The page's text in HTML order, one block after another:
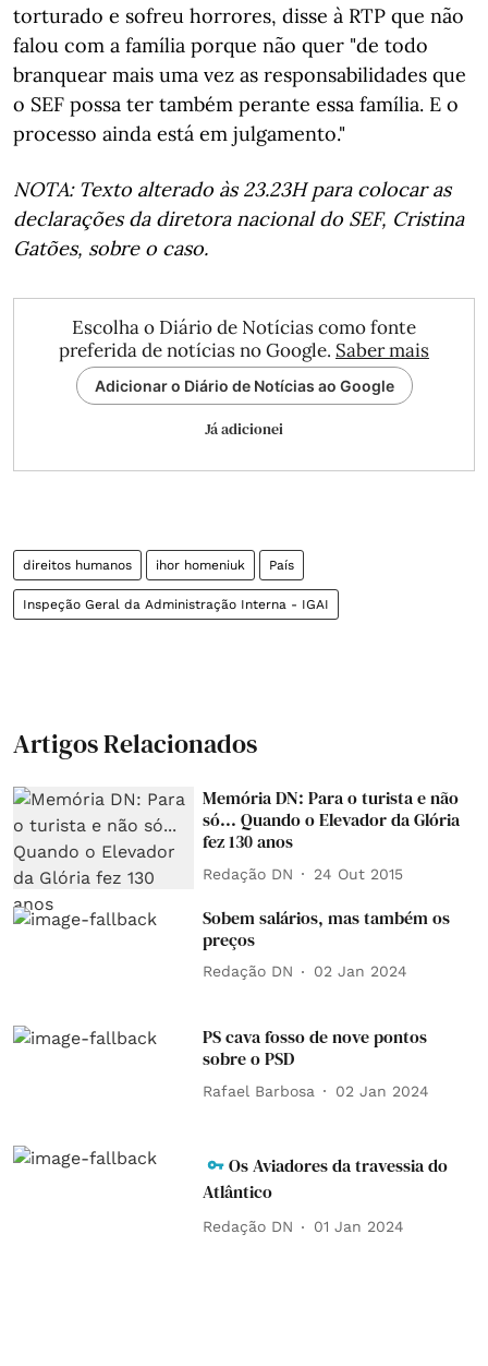
torturado e sofreu horrores, disse à RTP que não
falou com a família porque não quer "de todo
branquear mais uma vez as responsabilidades que
o SEF possa ter também perante essa família. E o
processo ainda está em julgamento."
NOTA: Texto alterado às 23.23H para colocar as
declarações da diretora nacional do SEF, Cristina
Gatões, sobre o caso.
Escolha o Diário de Notícias como fonte
preferida de notícias no Google. Saber mais
Adicionar o Diário de Notícias ao Google
Já adicionei
direitos humanos ihor homeniuk País
Inspeção Geral da Administração Interna - IGAI
Artigos Relacionados
Memória DN: Para o turista e não
só... Quando o Elevador da Glória
fez 130 anos
Redação DN 24 Out 2015
Sobem salários, mas também os
preços
Redação DN 02 Jan 2024
PS cava fosso de nove pontos
sobre o PSD
Rafael Barbosa 02 Jan 2024
Os Aviadores da travessia do
Atlântico
Redação DN 01 Jan 2024